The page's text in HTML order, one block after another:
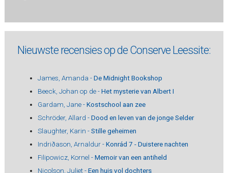
Nieuwste recensies op de Conserve Leessite:
James, Amanda -De Midnight Bookshop
Beeck, Johan op de -Het mysterie van Albert I
Gardam, Jane -Kostschool aan zee
Schröder, Allard -Dood en leven van de jonge Selder
Slaughter, Karin -Stille geheimen
Indriðason, Arnaldur -Konrád 7 - Duistere nachten
Filipowicz, Kornel -Memoir van een antiheld
Nicolson, Juliet -Een huis vol dochters